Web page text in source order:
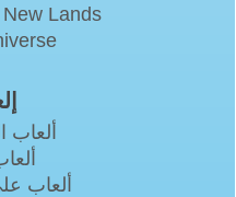
Lands
ألعاب
ألعاب